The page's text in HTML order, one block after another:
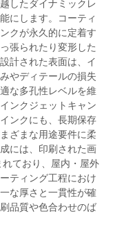
したダイナミックレ
にします。コーティ
クが永久的に定着す
張られたり変形した
計された表面は、イ
やディテールの損失
な多孔性レベルを維
ンクジェットキャン
ンクにも、長期保存
ざまな用途要件に柔
には、印刷された画
ており、屋内・屋外
ティング工程におけ
な厚さと一貫性が確
品質や色合わせのば